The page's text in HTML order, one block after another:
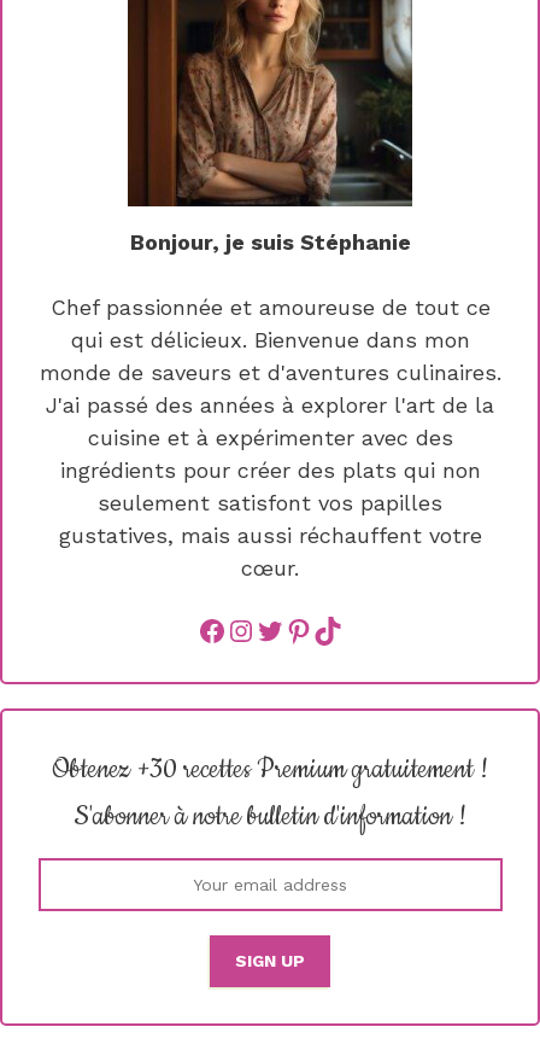
Bonjour, je suis Stéphanie
Chef passionnée et amoureuse de tout ce
qui est délicieux. Bienvenue dans mon
monde de saveurs et d'aventures culinaires.
J'ai passé des années à explorer l'art de la
cuisine et à expérimenter avec des
ingrédients pour créer des plats qui non
seulement satisfont vos papilles
gustatives, mais aussi réchauffent votre
cœur.
Facebook
instagram
Twitter
Pinterest
TikTok
Obtenez +30 recettes Premium gratuitement !
S'abonner à notre bulletin d'information !